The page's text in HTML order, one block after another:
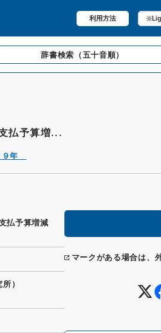
利用方法
辞書検索 （五十音順）
払予算増...
９年
マークがある場合は、
払予算増減
）